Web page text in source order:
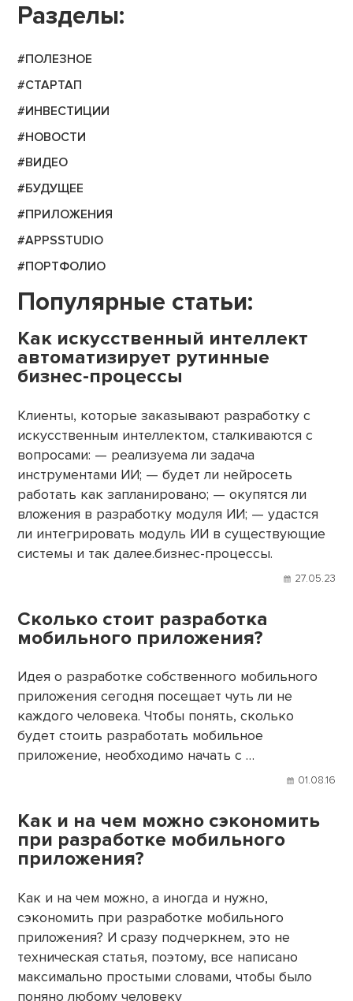
Разделы:
#ПОЛЕЗНОЕ
#СТАРТАП
#ИНВЕСТИЦИИ
#НОВОСТИ
#ВИДЕО
#БУДУЩЕЕ
#ПРИЛОЖЕНИЯ
#APPSSTUDIO
#ПОРТФОЛИО
Популярные статьи:
Как искусственный интеллект
автоматизирует рутинные
бизнес-процессы
Клиенты, которые заказывают разработку с
искусственным интеллектом, сталкиваются с
вопросами: — реализуема ли задача
инструментами ИИ; — будет ли нейросеть
работать как запланировано; — окупятся ли
вложения в разработку модуля ИИ; — удастся
ли интегрировать модуль ИИ в существующие
системы и так далее.бизнес-процессы.
27.05.23
Сколько стоит разработка
мобильного приложения?
Идея о разработке собственного мобильного
приложения сегодня посещает чуть ли не
каждого человека. Чтобы понять, сколько
будет стоить разработать мобильное
приложение, необходимо начать с …
01.08.16
Как и на чем можно сэкономить
при разработке мобильного
приложения?
Как и на чем можно, а иногда и нужно,
сэкономить при разработке мобильного
приложения? И сразу подчеркнем, это не
техническая статья, поэтому, все написано
максимально простыми словами, чтобы было
поняно любому человеку